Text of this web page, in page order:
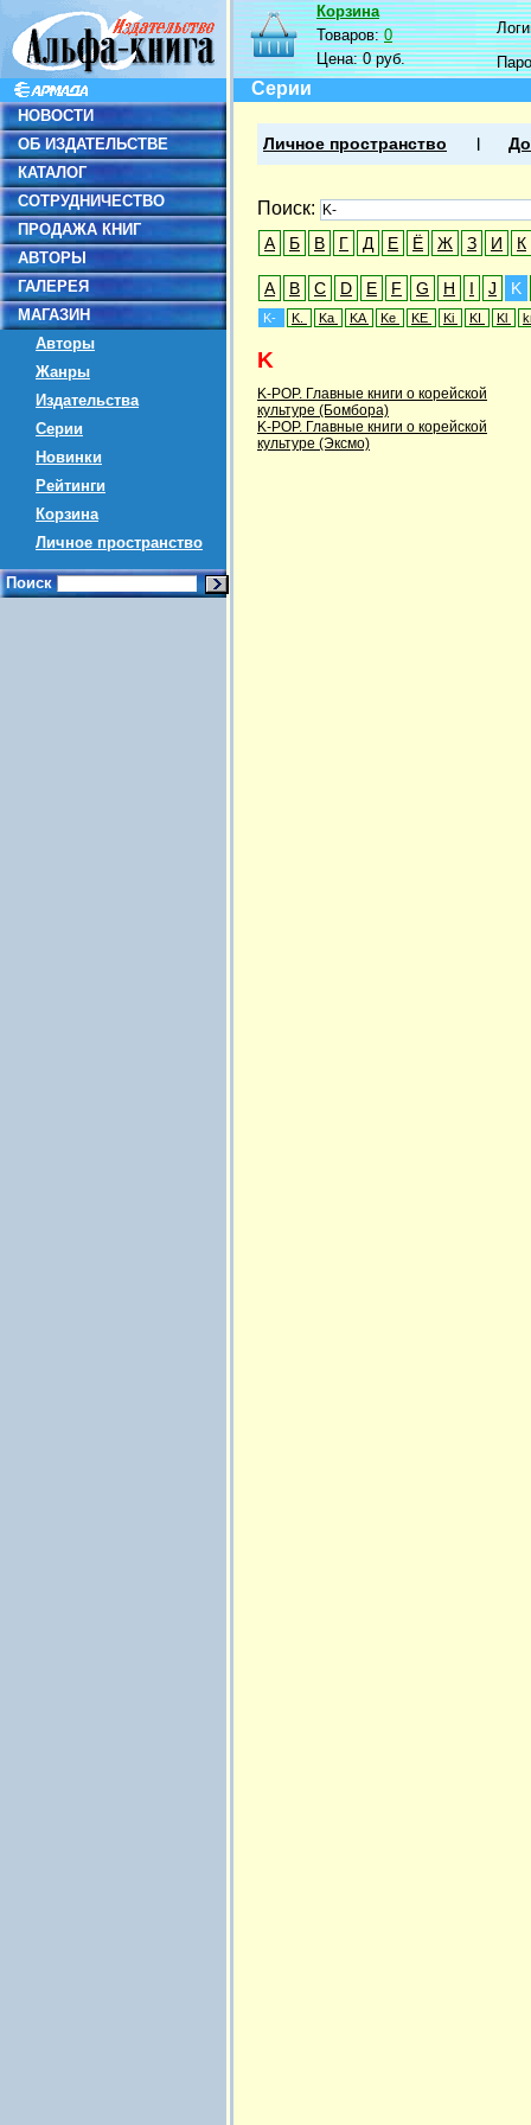
НОВОСТИ
ОБ ИЗДАТЕЛЬСТВЕ
КАТАЛОГ
СОТРУДНИЧЕСТВО
ПРОДАЖА КНИГ
АВТОРЫ
ГАЛЕРЕЯ
МАГАЗИН
Авторы
Жанры
Издательства
Серии
Новинки
Рейтинги
Корзина
Личное пространство
Поиск
Корзина
Товаров:0
Цена:0 руб.
Серии
Личное пространство
Поиск:
А Б В Г Д Е Ё Ж З И К
A B C D E F G H I J K
K- K. Ka KA Ke KE Ki KI Kl
K
K-POP. Главные книги о корейской
культуре (Бомбора)
K-POP. Главные книги о корейской
культуре (Эксмо)